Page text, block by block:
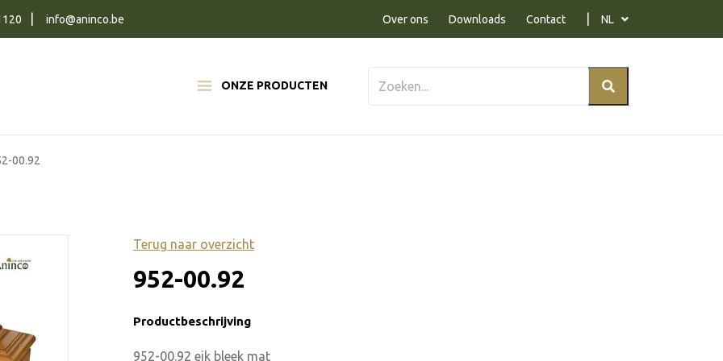
ONZE PRODUCTEN
info@aninco.be Over ons Downloads Contact NL
00.92
Terug naar overzicht
952-00.92
Productbeschrijving
952-00.92 eik bleek mat